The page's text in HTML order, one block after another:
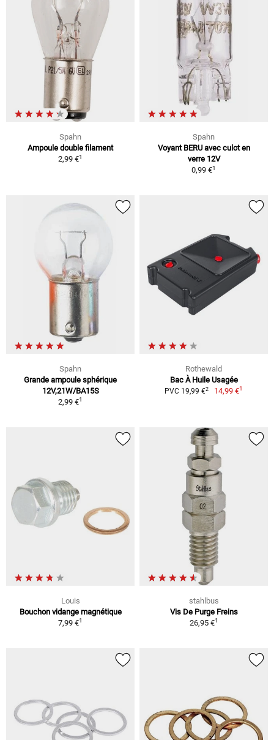
Spahn
Ampoule double filament
2,99 €1
Spahn
Voyant BERU avec culot en
verre 12V
0,99 €1
Spahn
Grande ampoule sphérique
12V,21W/BA15S
2,99 €1
Rothewald
Bac À Huile Usagée
PVC 19,99 €2 14,99 €1
Louis
Bouchon vidange magnétique
7,99 €1
stahlbus
Vis De Purge Freins
26,95 €1